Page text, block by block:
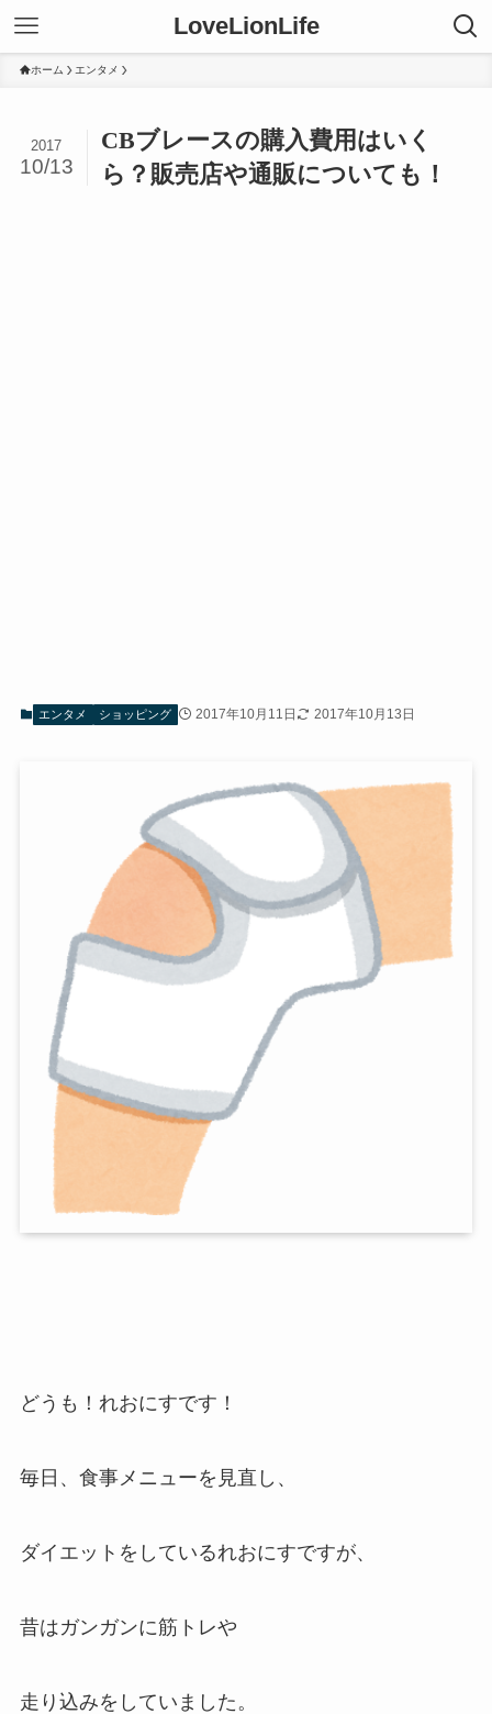
LoveLionLife
ホーム エンタメ
CBブレースの購入費用はいく
ら？販売店や通販についても！
2017
10/13
エンタメ ショッピング 2017年10月11日 2017年10月13日
どうも！れおにすです！
毎日、食事メニューを見直し、
ダイエットをしているれおにすですが、
昔はガンガンに筋トレや
走り込みをしていました。